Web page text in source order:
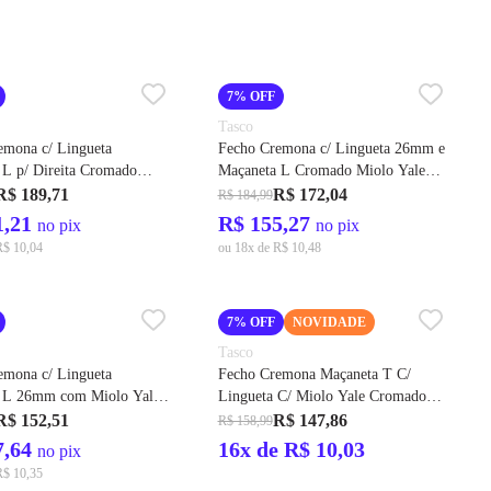
c/ Lingueta
L p/ Direita Cromado
Cod. 21026 - Tasco
189,71
no pix
10,04
7% OFF
Tasco
Fecho Cremona c/ Lingueta 26mm e
Maçaneta L Cromado Miolo Yale
Cod. 21162 – Tasco
R$ 184,99R$ 172,04
R$ 155,27 no pix
ou 18x de R$ 10,48
c/ Lingueta
L 26mm com Miolo Yale
- Tasco
152,51
no pix
10,35
7% OFF NOVIDADE
Tasco
Fecho Cremona Maçaneta T C/
Lingueta C/ Miolo Yale Cromado
Cód. 21222 – Tasco
R$ 158,99R$ 147,86
16x de R$ 10,03